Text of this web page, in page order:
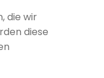
die wir
diese